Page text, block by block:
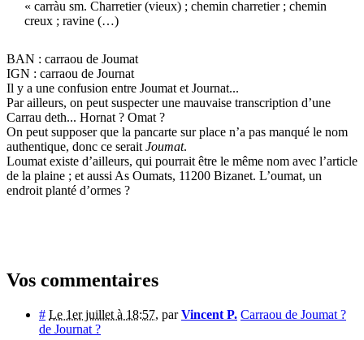
« carràu sm. Charretier (vieux) ; chemin charretier ; chemin
creux ; ravine (…)
BAN : carraou de Joumat
IGN : carraou de Journat
Il y a une confusion entre Joumat et Journat...
Par ailleurs, on peut suspecter une mauvaise transcription d’une
Carrau deth... Hornat ? Omat ?
On peut supposer que la pancarte sur place n’a pas manqué le nom
authentique, donc ce serait Joumat.
Loumat existe d’ailleurs, qui pourrait être le même nom avec l’article
de la plaine ; et aussi As Oumats, 11200 Bizanet. L’oumat, un
endroit planté d’ormes ?
Vos commentaires
# Le 1er juillet à 18:57, parVincent P. Carraou de Joumat ?
de Journat ?